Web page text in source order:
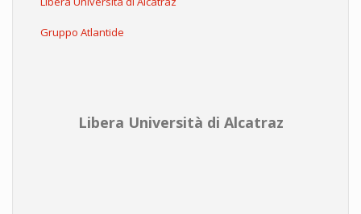
Gruppo Atlantide
Libera Università di Alcatraz